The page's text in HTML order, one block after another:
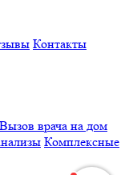
Контакты
Вызов врача на дом
Комплексные